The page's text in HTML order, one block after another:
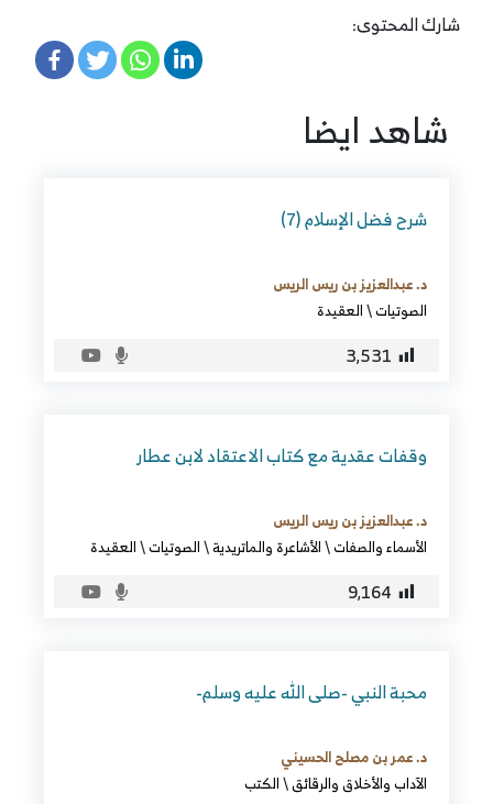
شارك المحتوى:
شاهد ايضا
شرح فضل الإسلام (7)
د. عبدالعزيز بن ريس الريس
الصوتيات\العقيدة
3٬531
وقفات عقدية مع كتاب الاعتقاد لابن عطار
د. عبدالعزيز بن ريس الريس
الأسماء والصفات\الأشاعرة والماتريدية\الصوتيات\العقيدة
9٬164
محبة النبي -صلى الله عليه وسلم-
د. عمر بن مصلح الحسيني
الآداب والأخلاق والرقائق\الكتب